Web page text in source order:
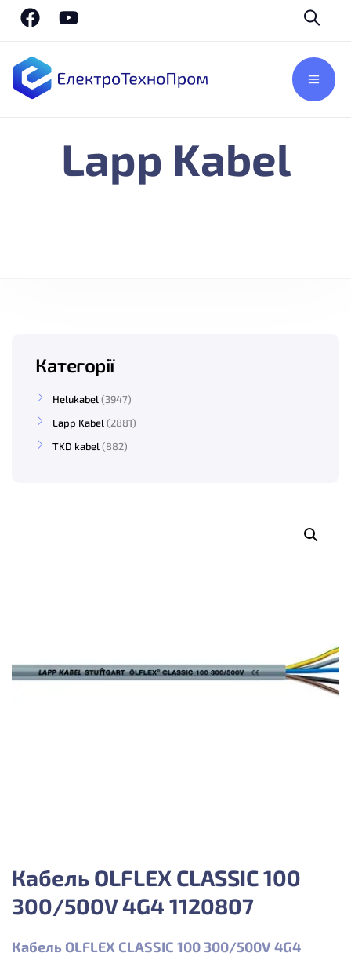
Lapp Kabel
Кабель OLFLEX CLASSIC 100
300/500V 4G4 1120807
Кабель OLFLEX CLASSIC 100 300/500V 4G4
Категорії
Helukabel
3947
Lapp Kabel
2881
TKD kabel
882